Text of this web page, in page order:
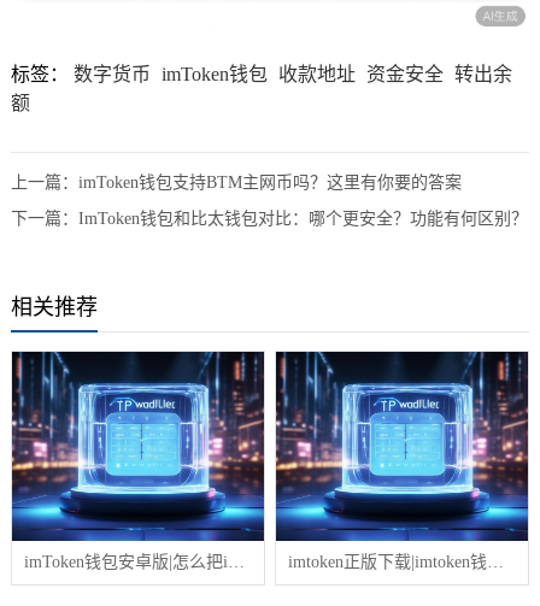
标签： 数字货币 imToken钱包 收款地址 资金安全 转出余
额
上一篇： imToken钱包支持BTM主网币吗？这里有你要的答案
下一篇： ImToken钱包和比太钱包对比：哪个更安全？功能有何区别？
相关推荐